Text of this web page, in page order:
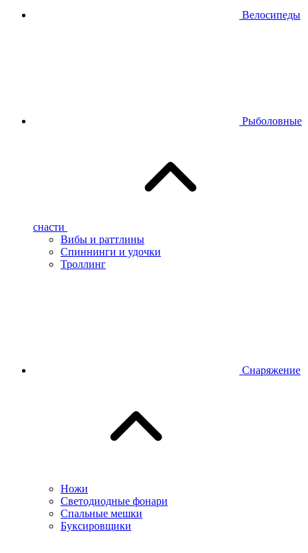
Велосипеды
Рыболовные
снасти
Вибы и раттлины
Спиннинги и удочки
Троллинг
Снаряжение
Ножи
Светодиодные фонари
Спальные мешки
Буксировщики